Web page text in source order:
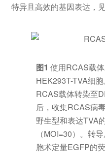
特异且高效的基因表达，
图1 使用RCAS载
HEK293T-TVA细
RCAS载体转染至
后，收集RCAS病
野生型和表达TVA
（MOI=30）。转
胞术定量EGFP的